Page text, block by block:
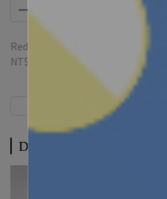
Redeemable credit(s) per item
NT$66
Description